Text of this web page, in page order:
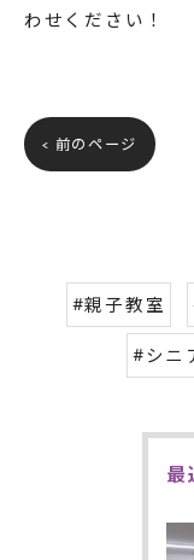
わせください！
< 前のページ
#親子教室
#シニ
最